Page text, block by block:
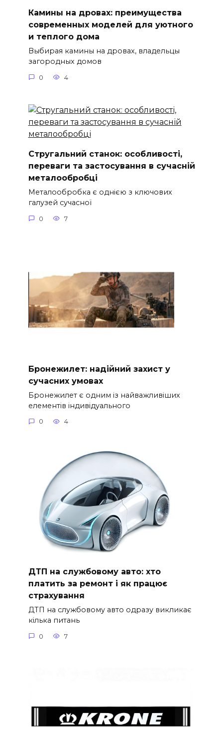
Камины на дровах: преимущества
современных моделей для уютного
и теплого дома
Выбирая камины на дровах, владельцы
загородных домов
0 4
Стругальний станок: особливості,
переваги та застосування в сучасній
металообробці
Металообробка є однією з ключових
галузей сучасної
0 7
Бронежилет: надійний захист у
сучасних умовах
Бронежилет є одним із найважливіших
елементів індивідуального
0 4
ДТП на службовому авто: хто
платить за ремонт і як працює
страхування
ДТП на службовому авто одразу викликає
кілька питань
0 7